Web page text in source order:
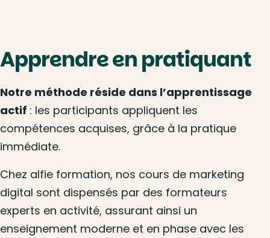
Apprendre en pratiquant
Notre méthode réside dans l’apprentissage
actif : les participants appliquent les
compétences acquises, grâce à la pratique
immédiate.
Chez alfie formation, nos cours de marketing
digital sont dispensés par des formateurs
experts en activité, assurant ainsi un
enseignement moderne et en phase avec les